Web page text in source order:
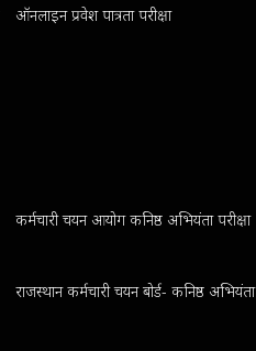
ऑनलाइन प्रवेश पात्रता परीक्षा
कर्मचारी चयन आयोग कनिष्ठ अभियंता परीक्षा
राजस्थान कर्मचारी चयन बोर्ड- कनिष्ठ अभियंता